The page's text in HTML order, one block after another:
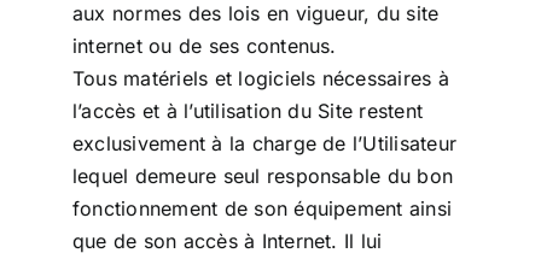
aux normes des lois en vigueur, du site
internet ou de ses contenus.
Tous matériels et logiciels nécessaires à
l’accès et à l’utilisation du Site restent
exclusivement à la charge de l’Utilisateur
lequel demeure seul responsable du bon
fonctionnement de son équipement ainsi
que de son accès à Internet. Il lui